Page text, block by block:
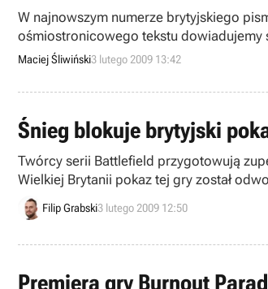
W najnowszym numerze brytyjskiego
ośmiostronicowego tekstu dowiadujemy
Maciej Śliwiński3 lutego 2009 13:42
Śnieg blokuje brytyjski
Twórcy serii Battlefield przygotowują
Wielkiej Brytanii pokaz tej gry został
Filip Grabski3 lutego 2009 12:50
Premiera gry Burnout